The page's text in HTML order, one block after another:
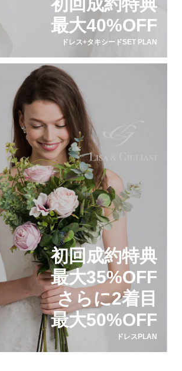
初回成約特典
最大40%OFF
ドレス+タキシードSET PLAN
初回成約特典
最大35%OFF
さらに2着目
最大50%OFF
ドレスPLAN